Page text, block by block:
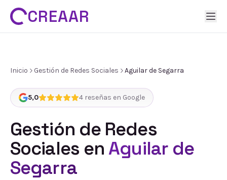
CREAAR
Inicio Gestión de Redes Sociales Aguilar de Segarra
5,0 4 reseñas en Google
Gestión de Redes
Sociales enAguilar de
Segarra